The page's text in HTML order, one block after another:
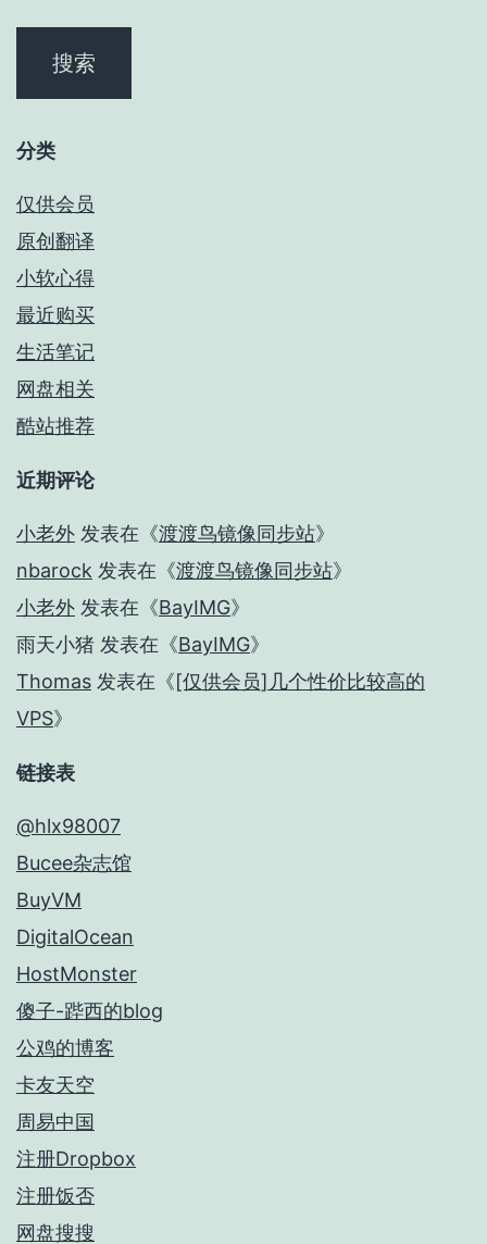
分类
仅供会员
原创翻译
小软心得
最近购买
生活笔记
网盘相关
酷站推荐
近期评论
小老外 发表在《渡渡鸟镜像同步站》
nbarock 发表在《渡渡鸟镜像同步站》
小老外 发表在《BayIMG》
雨天小猪 发表在《BayIMG》
Thomas 发表在《[仅供会员]几个性价比较高的
VPS》
链接表
@hlx98007
Bucee杂志馆
BuyVM
DigitalOcean
HostMonster
傻子-跸西的blog
公鸡的博客
卡友天空
周易中国
注册Dropbox
注册饭否
网盘搜搜